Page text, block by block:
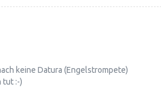
keine Datura (Engelstrompete)
tut :-)